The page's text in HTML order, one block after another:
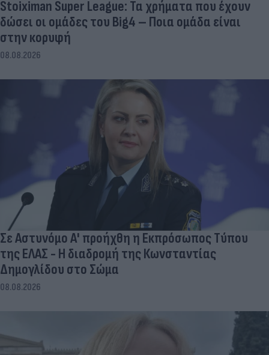
Stoiximan Super League: Τα χρήματα που έχουν
δώσει οι ομάδες του Big4 – Ποια ομάδα είναι
στην κορυφή
08.08.2026
Σε Αστυνόμο Α' προήχθη η Εκπρόσωπος Τύπου
της ΕΛΑΣ - Η διαδρομή της Κωνσταντίας
Δημογλίδου στο Σώμα
08.08.2026